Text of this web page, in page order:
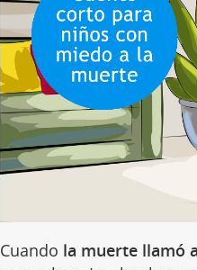
Cuando la muerte llamó